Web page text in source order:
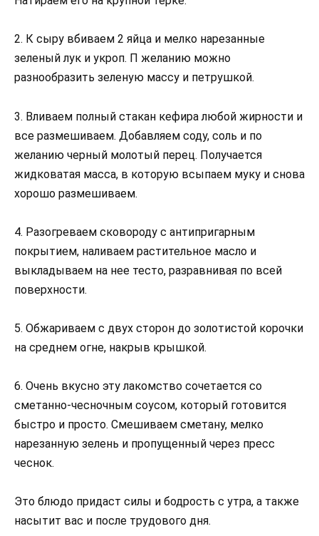
2. К сыру вбиваем 2 яйца и мелко нарезанные
зеленый лук и укроп. П желанию можно
разнообразить зеленую массу и петрушкой.
3. Вливаем полный стакан кефира любой жирности и
все размешиваем. Добавляем соду, соль и по
желанию черный молотый перец. Получается
жидковатая масса, в которую всыпаем муку и снова
хорошо размешиваем.
4. Разогреваем сковороду с антипригарным
покрытием, наливаем растительное масло и
выкладываем на нее тесто, разравнивая по всей
поверхности.
5. Обжариваем с двух сторон до золотистой корочки
на среднем огне, накрыв крышкой.
6. Очень вкусно эту лакомство сочетается со
сметанно-чесночным соусом, который готовится
быстро и просто. Смешиваем сметану, мелко
нарезанную зелень и пропущенный через пресс
чеснок.
Это блюдо придаст силы и бодрость с утра, а также
насытит вас и после трудового дня.